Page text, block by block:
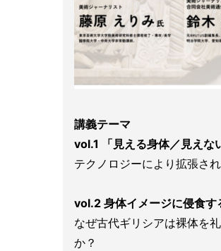
講義テーマ
vol.1 「見える身体／見えな
テクノロジーにより拡張さ
vol.2 身体イメージに侵食す
なぜ古代ギリシアは裸体を
か？